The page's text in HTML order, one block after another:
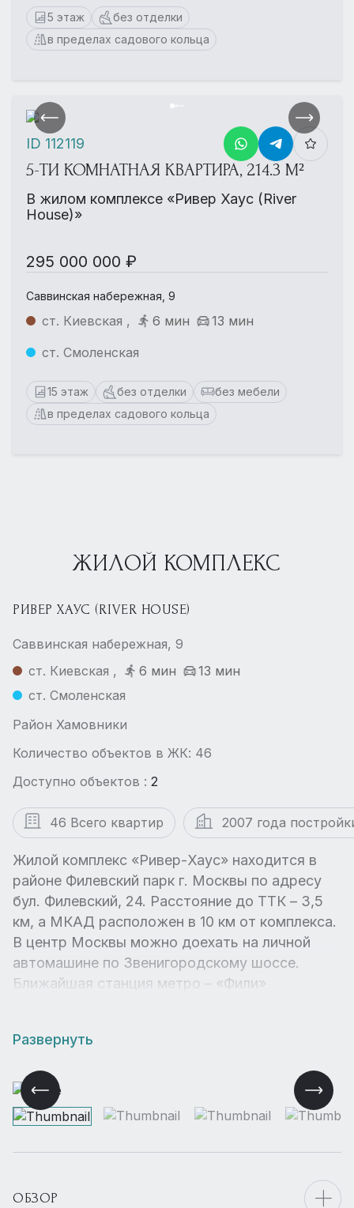
5 этаж
без отделки
в пределах садового кольца
5-ТИ КОМНАТНАЯ КВАРТИРА, 214.3 М²
В жилом комплексе «Ривер Хаус (River
House)»
295 000 000 ₽
Саввинская набережная, 9
ст. Киевская , 6 мин
13 мин
ст. Смоленская
15 этаж без отделки
без мебели
в пределах садового кольца
ID 112119
ЖИЛОЙ КОМПЛЕКС
РИВЕР ХАУС (RIVER HOUSE)
Саввинская набережная, 9
ст. Киевская ,
6 мин
13 мин
ст. Смоленская
Район Хамовники
Количество объектов в ЖК: 46
Доступно объектов : 2
46 Всего квартир 2007 года
Жилой комплекс «Ривер-Хаус» находится в
районе Филевский парк г. Москвы по адресу
бул. Филевский, 24. Расстояние до ТТК – 3,5
км, а МКАД расположен в 10 км от комплекса.
В центр Москвы можно доехать на личной
автомашине по Звенигородскому шоссе.
Ближайшая станция метро – «Фили»
Развернуть
ОБЗОР